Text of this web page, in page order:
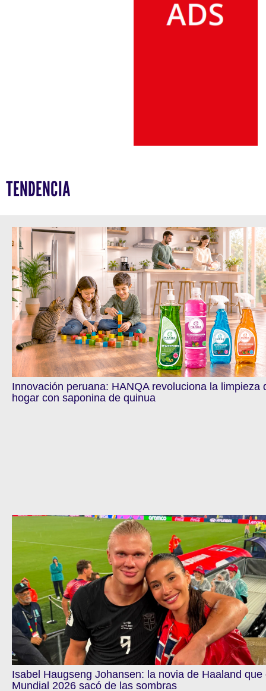
TENDENCIA
Innovación peruana: HANQA revoluciona la limpieza
hogar con saponina de quinua
Isabel Haugseng Johansen: la novia de Haaland que
Mundial 2026 sacó de las sombras